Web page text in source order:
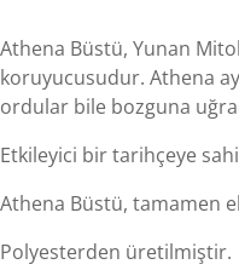
Athena Büstü, Yunan
koruyucusudur. Athena
ordular bile bozguna
Etkileyici bir tarihçeye
Athena Büstü, tamamen
Polyesterden üretilmiştir.